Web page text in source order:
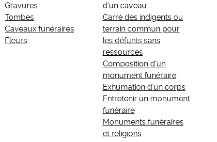
Gravures
Tombes
Caveaux funéraires
Fleurs
d’un caveau
Carré des indigents ou
terrain commun pour
les défunts sans
ressources
Composition d’un
monument funéraire
Exhumation d’un corps
Entretenir un monument
funéraire
Monuments funéraires
et religions